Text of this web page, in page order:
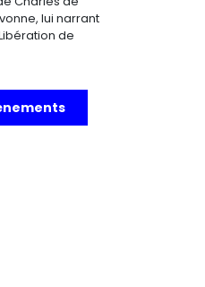
lui narrant
de